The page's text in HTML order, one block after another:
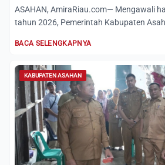
ASAHAN, AmiraRiau.com— Mengawali
tahun 2026, Pemerintah Kabupaten
BACA SELENGKAPNYA
KABUPATEN ASAHAN